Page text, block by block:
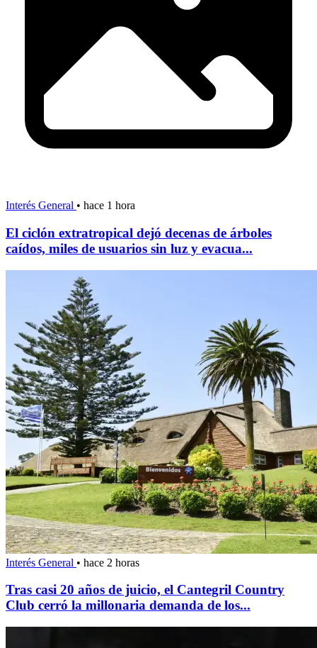
Interés General • hace 1 hora
El ciclón extratropical dejó decenas de árboles
caídos, miles de usuarios sin luz y evacua...
Interés General • hace 2 horas
Tras casi 20 años de juicio, el Cantegril Country
Club cerró la millonaria demanda de los...